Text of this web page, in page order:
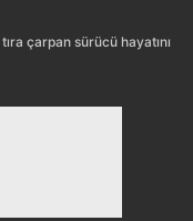
çarpan sürücü hayatını